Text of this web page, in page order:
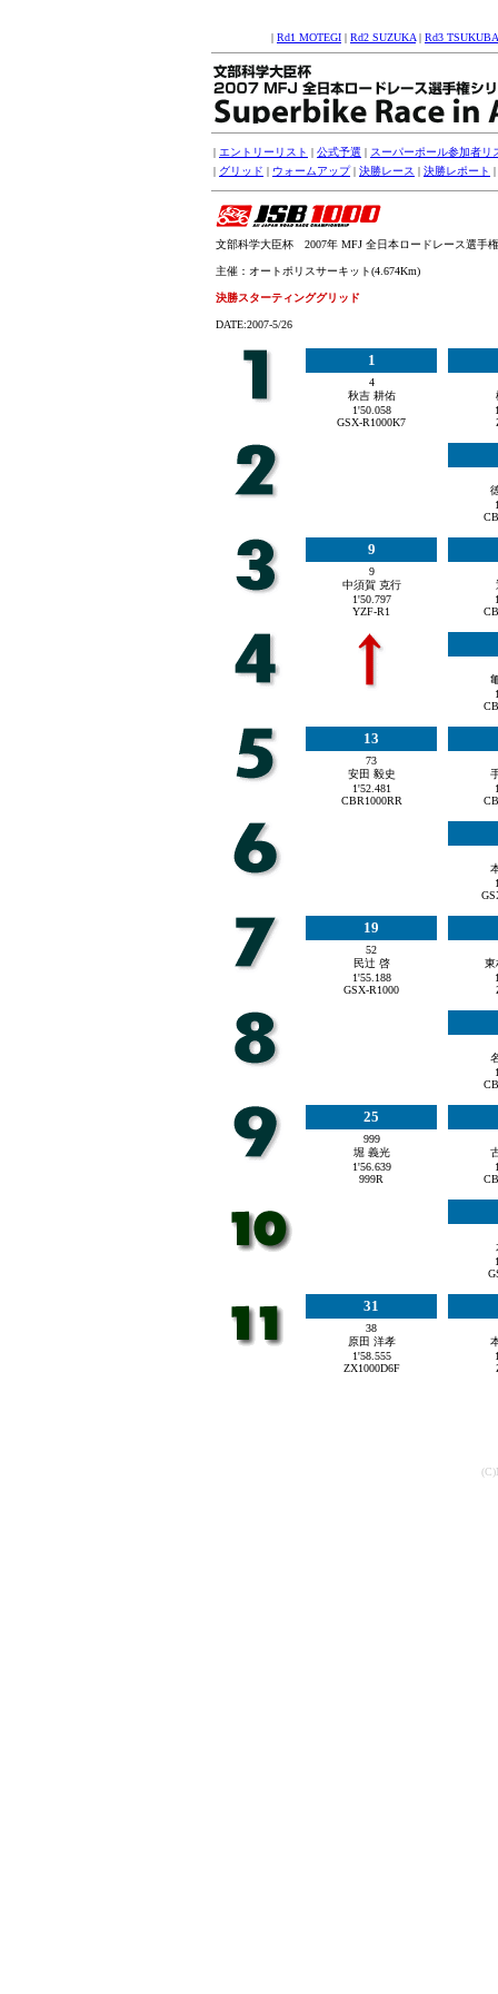
| Rd1 MOTEGI | Rd2 SUZUKA | Rd3 TSUKUBA
| エントリーリスト | 公式予選 | スーパーポール参加者リ
| グリッド | ウォームアップ| 決勝レース | 決勝レポート |
文部科学大臣杯 2007年 MFJ 全日本ロードレース選手
主催：オートポリスサーキット(4.674Km)
決勝スターティンググリッド
DATE:2007-5/26
1
4
秋吉 耕佑
1'50.058
GSX-R1000K7
9
9
中須賀 克行
1'50.797
YZF-R1
13
73
安田 毅史
1'52.481
CBR1000RR
19
52
民辻 啓
1'55.188
GSX-R1000
東
25
999
堀 義光
1'56.639
999R
31
38
原田 洋孝
1'58.555
ZX1000D6F